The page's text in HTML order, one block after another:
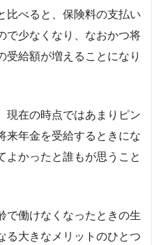
比べると、保険料の支払い
で少なくなり、なおかつ将
受給額が増えることになり
現在の時点ではあまりピン
来年金を受給するときにな
よかったと誰もが思うこと
で働けなくなったときの生
る大きなメリットのひとつ